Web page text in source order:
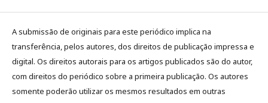
A submissão de originais para este periódico implica na
transferência, pelos autores, dos direitos de publicação impressa e
digital. Os direitos autorais para os artigos publicados são do autor,
com direitos do periódico sobre a primeira publicação. Os autores
somente poderão utilizar os mesmos resultados em outras